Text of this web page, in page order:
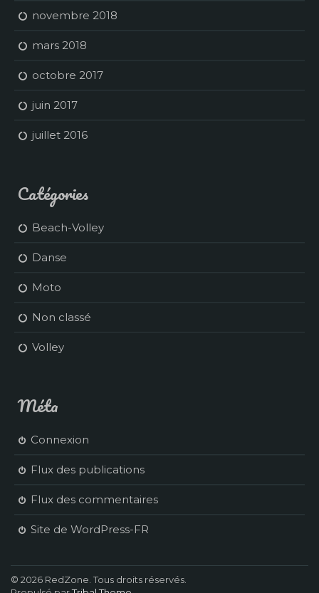
novembre 2018
mars 2018
octobre 2017
juin 2017
juillet 2016
Catégories
Beach-Volley
Danse
Moto
Non classé
Volley
Méta
Connexion
Flux des publications
Flux des commentaires
Site de WordPress-FR
© 2026 RedZone. Tous droits réservés.